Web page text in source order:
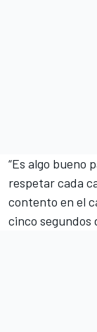
“Es algo bueno
respetar cada
contento en el
cinco segundos